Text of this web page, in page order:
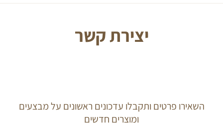
יצירת קשר
השאירו פרטים ותקבלו עדכונים ראשונים על מבצעים
ומוצרים חדשים